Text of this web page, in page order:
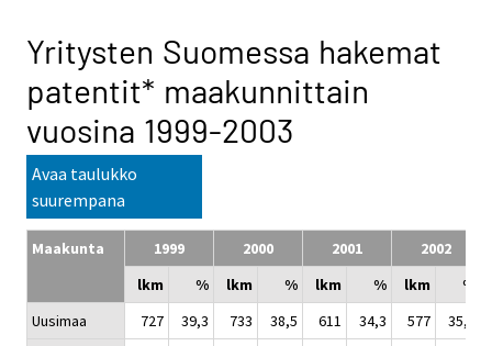
Yritysten Suomessa hakemat
patentit* maakunnittain
vuosina 1999-2003
Avaa taulukko
suurempana
Maakunta 1999 2000 2001
2002
lkm
% lkm % lkm % lkm
%
Uusimaa
727 39,3 733 38,5 611 34,3 577
35,2